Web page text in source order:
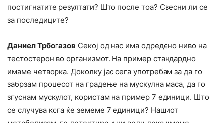
постигнатите резултати? Што после тоа? Свесни ли се
за последиците?
Даниел Трбогазов Секој од нас има одредено ниво на
тестостерон во организмот. На пример стандардно
имаме четворка. Доколку јас сега употребам за да го
забрзам процесот на градење на мускулна маса, да го
згуснам мускулот, користам на пример 7 единици. Што
се случува кога ќе земеме 7 единици? Нашиот